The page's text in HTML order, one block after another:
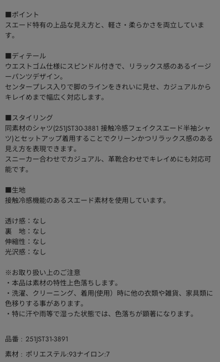
■ポイント
スエード特有の上品な見え方と、軽さ・柔らかさを両立していま
す。
■ディテール
ウエストゴム仕様にスピンドル付きで、リラックス感のあるイージ
ーパンツデザイン。
センタープレス入りで脚のラインをきれいに見せ、カジュアルから
キレイめまで幅広く対応します。
■スタイリング
同素材のシャツ(251JST30-3881 接触冷感フェイクスエード半袖シャ
ツ)とセットアップ着用することでクリーンかつリラックス感のある
見え方を表現できます。
スニーカー合わせでカジュアル、革靴合わせでキレイめにも対応可
能です。
■生地
接触冷感機能のあるスエード素材を使用しています。
透け感：なし
裏 地：なし
伸縮性：なし
光沢感：なし
※お取り扱い上のご注意
・本品は素材の特性上色落ちします。
・洗濯、クリーニング、着用(使用）時に他の衣類や雑貨、家具類に
色移りする事があります。
・特に汗や雨等で湿った状態では、色落ちが顕著になります。
品番
251JST31-3891
素材
ポリエステル:93ナイロン:7